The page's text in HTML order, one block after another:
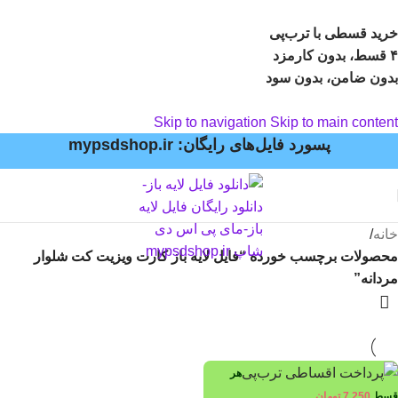
خرید قسطی با ترب‌پی
۴ قسط، بدون کارمزد
بدون ضامن، بدون سود
Skip to navigation Skip to main content
پسورد فایل‌های رایگان: mypsdshop.ir
خانه/
محصولات برچسب خورده “فایل لايه باز کارت ويزيت کت شلوار
مردانه”
هر